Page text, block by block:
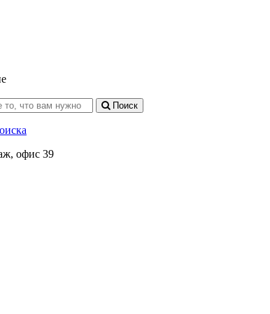
Поиск
офис 39